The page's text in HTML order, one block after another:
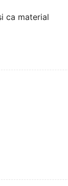
ca material